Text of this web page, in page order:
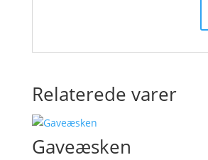
Relaterede varer
Gaveæsken